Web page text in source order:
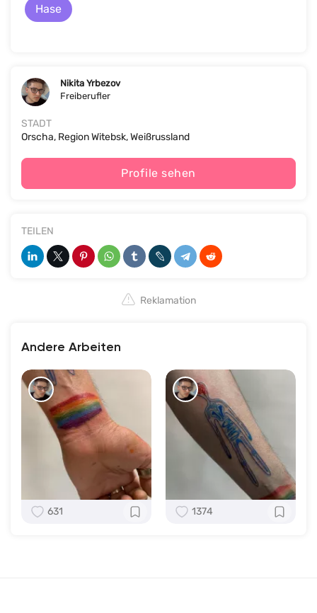
Hase
Nikita Yrbezov
Freiberufler
STADT
Orscha, Region Witebsk, Weißrussland
Profile sehen
TEILEN
Reklamation
Andere Arbeiten
631 1374